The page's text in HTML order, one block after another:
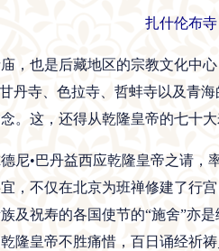
扎什伦布寺
，也是后藏地区的宗教文化中
丹寺、色拉寺、哲蚌寺以及青
。这，还得从乾隆皇帝的七十大
尼•巴丹益西应乾隆皇帝之请
，不仅在北京为班禅修建了行
及祝寿的各国使节的“施舍”亦
隆皇帝不胜痛惜，百日诵经祈